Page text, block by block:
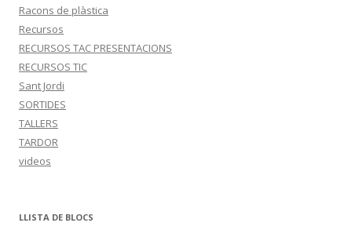
Racons de plàstica
Recursos
RECURSOS TAC PRESENTACIONS
RECURSOS TIC
Sant Jordi
SORTIDES
TALLERS
TARDOR
videos
LLISTA DE BLOCS